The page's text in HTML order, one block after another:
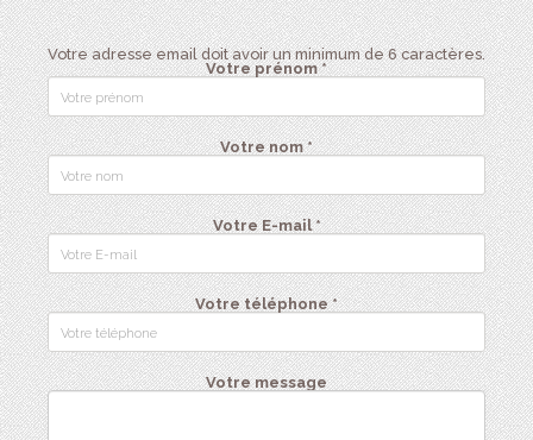
Votre adresse email doit avoir un minimum de 6 caractères.
Votre prénom *
Votre nom *
Votre E-mail *
Votre téléphone *
Votre message